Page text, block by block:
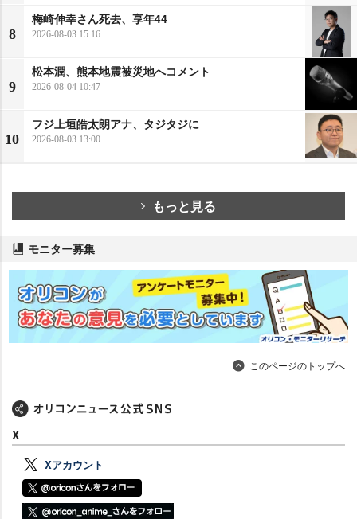
8
梅崎伸幸さん死去、享年44
2026-08-03 15:16
9
松本潤、熊本地震被災地へコメント
2026-08-04 10:47
10
フジ上垣皓太朗アナ、タジタジに
2026-08-03 13:00
もっと見る
モニター募集
このページのトップへ
X
Xアカウント